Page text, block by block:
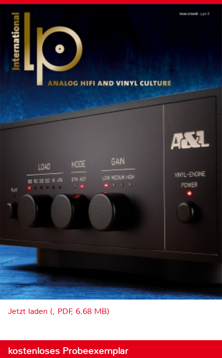
Jetzt laden (, PDF, 6.68 MB)
kostenloses Probeexemplar